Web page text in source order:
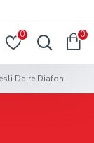
0 0
Daire Diafon